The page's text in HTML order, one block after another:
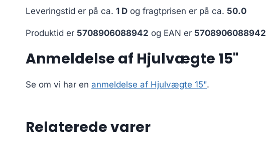
Leveringstid er på ca. 1 D og fragtprisen er på ca. 50.0
Produktid er 5708906088942 og EAN er 5708906088942
Anmeldelse af Hjulvægte 15"
Se om vi har en anmeldelse af Hjulvægte 15".
Relaterede varer